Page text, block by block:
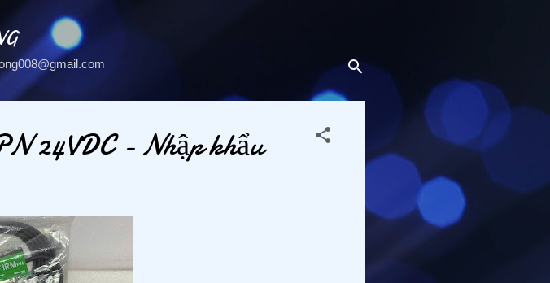
dung chính
24VDC - Nhập khẩu